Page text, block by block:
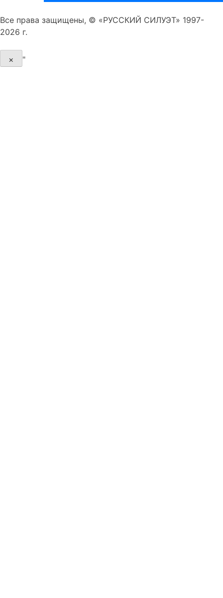
Все права защищены, © «РУССКИЙ СИЛУЭТ» 1997-
2026 г.
× "